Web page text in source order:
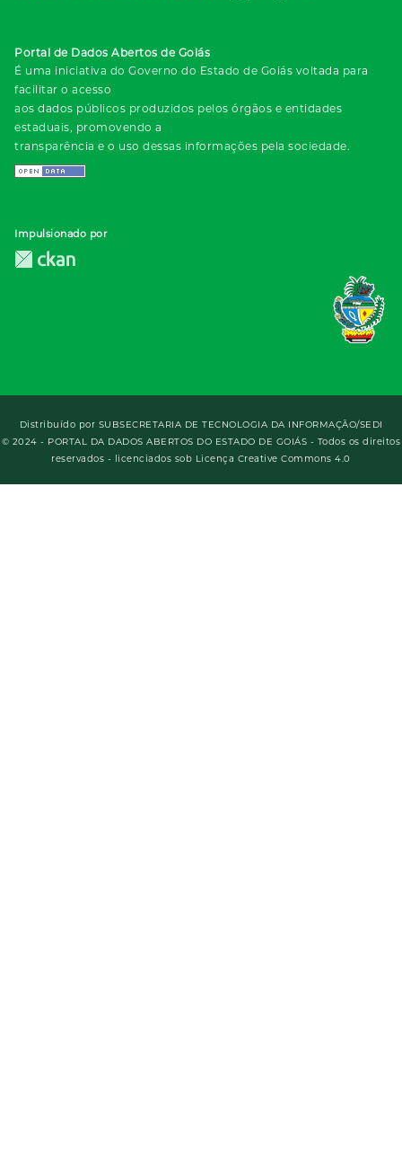
Portal de Dados Abertos de Goiás
É uma iniciativa do Governo do Estado de Goiás voltada para
facilitar o acesso
aos dados públicos produzidos pelos órgãos e entidades
estaduais, promovendo a
transparência e o uso dessas informações pela sociedade.
Impulsionado por
Distribuído por SUBSECRETARIA DE TECNOLOGIA DA INFORMAÇÃO/SEDI
© 2024 - PORTAL DA DADOS ABERTOS DO ESTADO DE GOIÁS - Todos os direitos
reservados - licenciados sob Licença Creative Commons 4.0